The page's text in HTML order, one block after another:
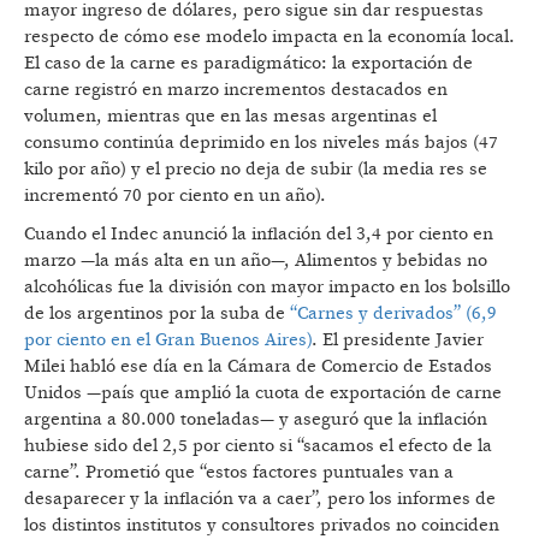
mayor ingreso de dólares, pero sigue sin dar respuestas
respecto de cómo ese modelo impacta en la economía local.
El caso de la carne es paradigmático: la exportación de
carne registró en marzo incrementos destacados en
volumen, mientras que en las mesas argentinas el
consumo continúa deprimido en los niveles más bajos (47
kilo por año) y el precio no deja de subir (la media res se
incrementó 70 por ciento en un año).
Cuando el Indec anunció la inflación del 3,4 por ciento en
marzo —la más alta en un año—, Alimentos y bebidas no
alcohólicas fue la división con mayor impacto en los bolsillo
de los argentinos por la suba de “Carnes y derivados” (6,9
por ciento en el Gran Buenos Aires). El presidente Javier
Milei habló ese día en la Cámara de Comercio de Estados
Unidos —país que amplió la cuota de exportación de carne
argentina a 80.000 toneladas— y aseguró que la inflación
hubiese sido del 2,5 por ciento si “sacamos el efecto de la
carne”. Prometió que “estos factores puntuales van a
desaparecer y la inflación va a caer”, pero los informes de
los distintos institutos y consultores privados no coinciden